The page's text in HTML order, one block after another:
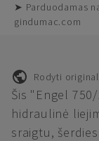
➤ Parduodamas
gindumac.com
Rodyti
Šis "Engel
hidraulinė
sraigtu,